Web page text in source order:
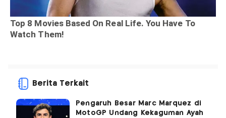
Berita Terkait
Pengaruh Besar Marc Marquez di
MotoGP Undang Kekaguman Ayah